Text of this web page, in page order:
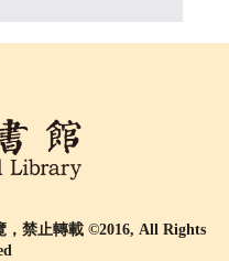
，禁止轉載 ©2016, All Rights